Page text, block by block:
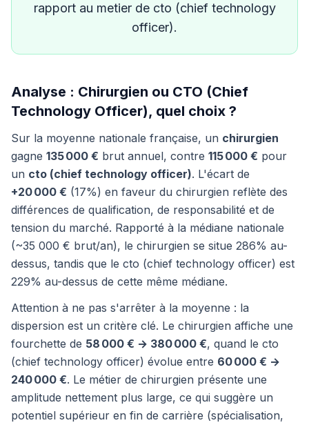
rapport au metier de cto (chief technology
officer).
Analyse : Chirurgien ou CTO (Chief
Technology Officer), quel choix ?
Sur la moyenne nationale française, un chirurgien
gagne 135 000 € brut annuel, contre 115 000 € pour
un cto (chief technology officer). L'écart de
+20 000 € (17%) en faveur du chirurgien reflète des
différences de qualification, de responsabilité et de
tension du marché. Rapporté à la médiane nationale
(~35 000 € brut/an), le chirurgien se situe 286% au-
dessus, tandis que le cto (chief technology officer) est
229% au-dessus de cette même médiane.
Attention à ne pas s'arrêter à la moyenne : la
dispersion est un critère clé. Le chirurgien affiche une
fourchette de 58 000 € → 380 000 €, quand le cto
(chief technology officer) évolue entre 60 000 € →
240 000 €. Le métier de chirurgien présente une
amplitude nettement plus large, ce qui suggère un
potentiel supérieur en fin de carrière (spécialisation,